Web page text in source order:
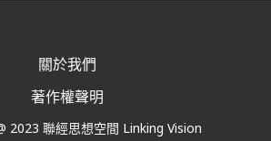
關於我們
著作權聲明
2023 聯經思想空間 Linking Vision